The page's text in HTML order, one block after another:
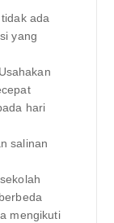
ada
yang
Usahakan
hari
salinan
mengikuti